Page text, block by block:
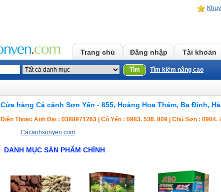
Trang chủ Đăng nhập Tài khoản
Tìm Tìm kiếm nâng cao
Cửa hàng Cá cảnh Sơn Yến - 655, Hoàng Hoa Thám, Ba Đình,
Điện Thoại: Anh Đại : 0388971263 | Cô Yến : 0983. 536. 809 | Chú Sơn : 0904.
Cacanhsonyen.com
DANH MỤC SẢN PHẨM CHÍNH